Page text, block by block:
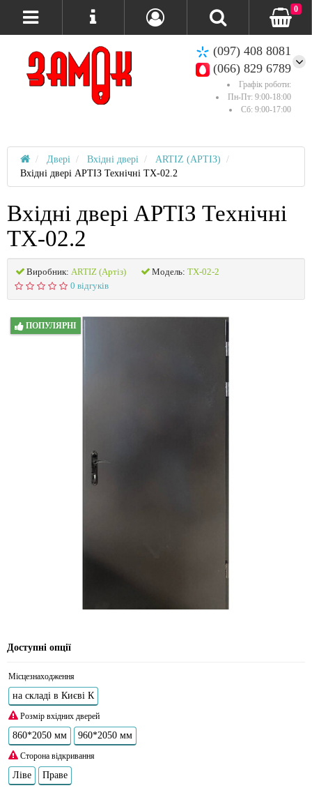
(097) 408 8081
(066) 829 6789
Графік роботи:
Пн-Пт: 9:00-18:00
Сб: 9:00-17:00
0
Двері Вхідні двері
ARTIZ (АРТІЗ)
Вхідні двері АРТІЗ Технічні ТХ-02.2
Вхідні двері АРТІЗ Технічні
ТХ-02.2
Виробник: ARTIZ (Артіз) Модель: ТХ-02-2
0 відгуків
ПОПУЛЯРНІ
Доступні опції
Місцезнаходження
на складі в Києві К
Розмір вхідних дверей
860*2050 мм 960*2050 мм
Сторона відкривання
Ліве Праве